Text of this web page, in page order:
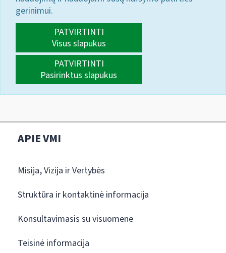
gerinimui.
PATVIRTINTI
Visus slapukus
PATVIRTINTI
Pasirinktus slapukus
APIE VMI
Misija, Vizija ir Vertybės
Struktūra ir kontaktinė informacija
Konsultavimasis su visuomene
Teisinė informacija